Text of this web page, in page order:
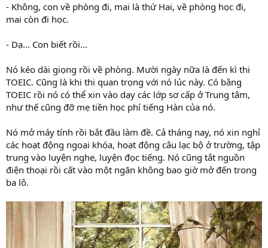
- Không, con về phòng đi, mai là thứ Hai, về phòng học đi,
mai còn đi học.
- Dạ... Con biết rồi...
Nó kéo dài giọng rồi về phòng. Mười ngày nữa là đến kì thi
TOEIC. Cũng là khi thi quan trọng với nó lúc này. Có bằng
TOEIC rồi nó có thể xin vào dạy các lớp sơ cấp ở Trung tâm,
như thế cũng đỡ mẹ tiền học phí tiếng Hàn của nó.
Nó mở máy tính rồi bắt đầu làm đề. Cả tháng nay, nó xin nghỉ
các hoạt động ngoại khóa, hoạt động câu lạc bộ ở trường, tập
trung vào luyện nghe, luyện đọc tiếng. Nó cũng tắt nguồn
điện thoại rồi cất vào một ngăn không bao giờ mở đến trong
ba lô.